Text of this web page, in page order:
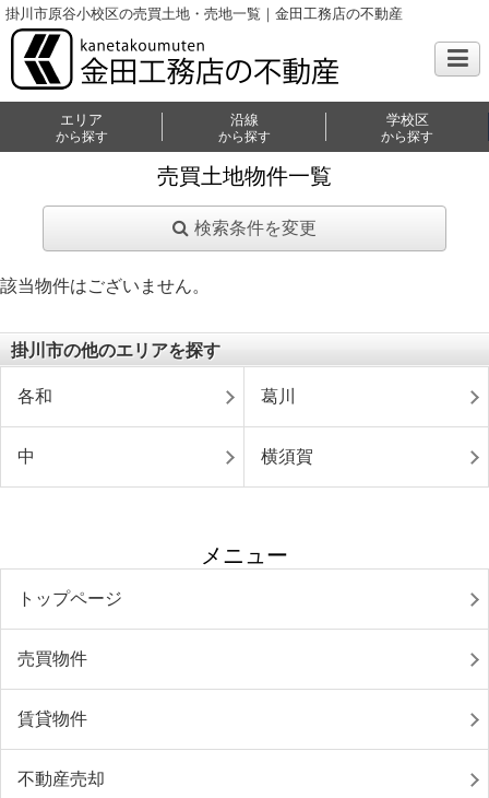
掛川市原谷小校区の売買土地・売地一覧｜金田工務店の不動産
エリア
から探す
沿線
から探す
学校区
から探す
売買土地物件一覧
検索条件を変更
該当物件はございません。
掛川市の他のエリアを探す
各和 葛川
中 横須賀
メニュー
トップページ
売買物件
賃貸物件
不動産売却